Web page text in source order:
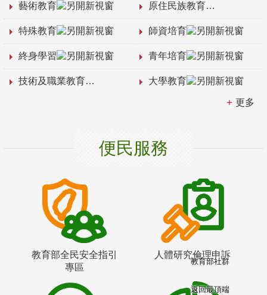
藝術教育 原住民族教育
特殊教育 師資培育
終身學習 青年培育
技術及職業教育 大學教育
更多
便民服務
教育部全民安全指引
專區
人體研究倫理申訴
教育部社群
返回最頂端